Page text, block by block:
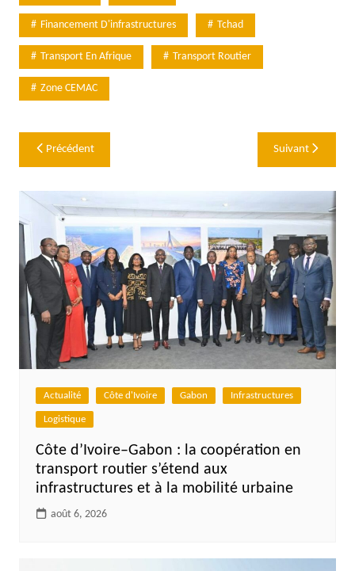
Financement D'infrastructures Tchad
Transport En Afrique Transport Routier
Zone CEMAC
Navigation
de
l’article
Précédent Suivant
Actualité Côte d'Ivoire Gabon Infrastructures
Logistique
Côte d’Ivoire–Gabon : la coopération en
transport routier s’étend aux
infrastructures et à la mobilité urbaine
août 6, 2026